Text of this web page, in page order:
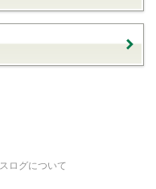
ログについて